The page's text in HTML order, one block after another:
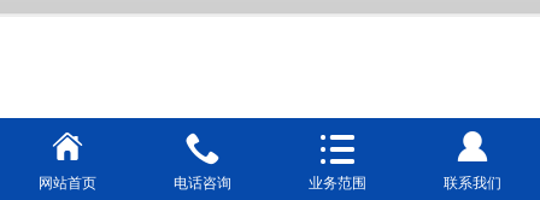
网站首页 电话咨询 业务范围 联系我们